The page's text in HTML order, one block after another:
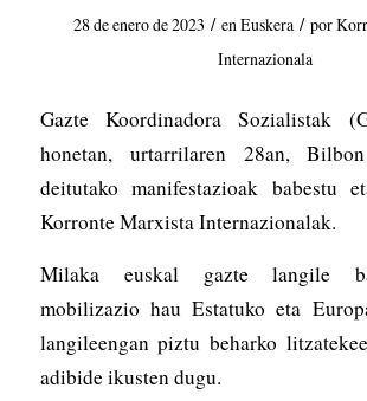
28 de enero de 2023 / en Euskera / por
Internazionala
Gazte Koordinadora Sozialistak
honetan, urtarrilaren 28an,
deitutako manifestazioak babestu
Korronte Marxista Internazionalak.
Milaka euskal gazte langile
mobilizazio hau Estatuko eta
langileengan piztu beharko
adibide ikusten dugu.